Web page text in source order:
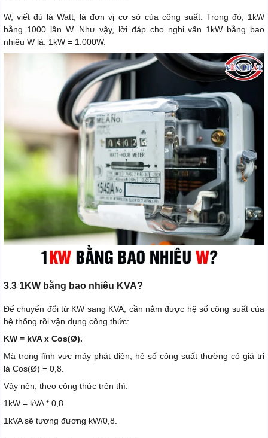
W, viết đủ là Watt, là đơn vị cơ sở của công suất. Trong đó, 1kW
bằng 1000 lần W. Như vậy, lời đáp cho nghi vấn 1kW bằng bao
nhiêu W là: 1kW = 1.000W.
3.3 1KW bằng bao nhiêu KVA?
Để chuyển đổi từ KW sang KVA, cần nắm được hệ số công suất của
hệ thống rồi vận dụng công thức:
KW = kVA x Cos(Ø).
Mà trong lĩnh vực máy phát điện, hệ số công suất thường có giá trị
là Cos(Ø) = 0,8.
Vậy nên, theo công thức trên thì:
1kW = kVA * 0,8
1kVA sẽ tương đương kW/0,8.